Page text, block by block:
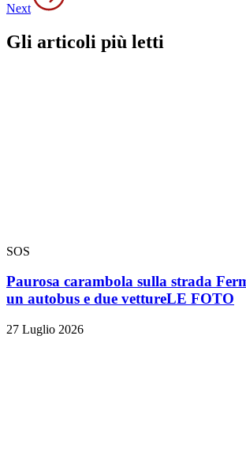
Next
Gli articoli più letti
SOS
Paurosa carambola sulla strada
un autobus e due vettureLE FOTO
27 Luglio 2026